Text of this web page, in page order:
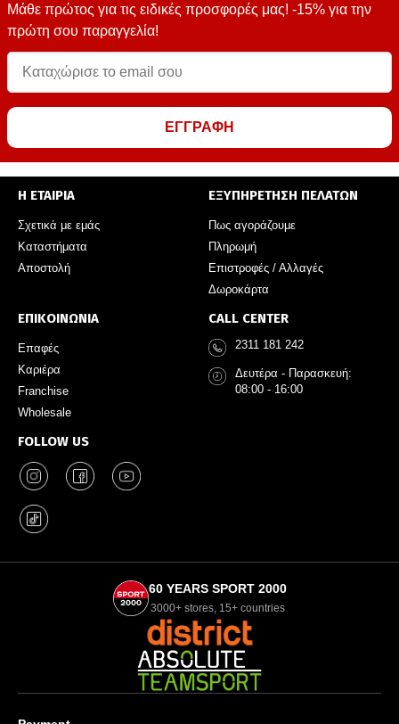
Μάθε πρώτος για τις ειδικές προσφορές μας! -15% για την
πρώτη σου παραγγελία!
ΕΓΓΡΑΦΗ
Η ΕΤΑΙΡΙΑ
Σχετικά με εμάς
Καταστήματα
Αποστολή
ΕΞΥΠΗΡΕΤΗΣΗ ΠΕΛΑΤΩΝ
Πως αγοράζουμε
Πληρωμή
Επιστροφές / Αλλαγές
Δωροκάρτα
ΕΠΙΚΟΙΝΩΝΙΑ
Επαφές
Καριέρα
Franchise
Wholesale
FOLLOW US
CALL CENTER
2311 181 242
Δευτέρα - Παρασκευή:
08:00 - 16:00
60 YEARS SPORT 2000
3000+ stores, 15+ countries